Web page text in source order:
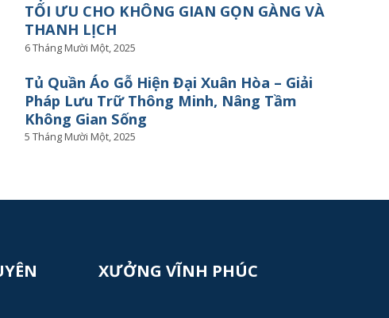
TỐI ƯU CHO KHÔNG GIAN GỌN GÀNG VÀ
THANH LỊCH
6 Tháng Mười Một, 2025
Tủ Quần Áo Gỗ Hiện Đại Xuân Hòa – Giải
Pháp Lưu Trữ Thông Minh, Nâng Tầm
Không Gian Sống
5 Tháng Mười Một, 2025
XƯỞNG VĨNH PHÚC